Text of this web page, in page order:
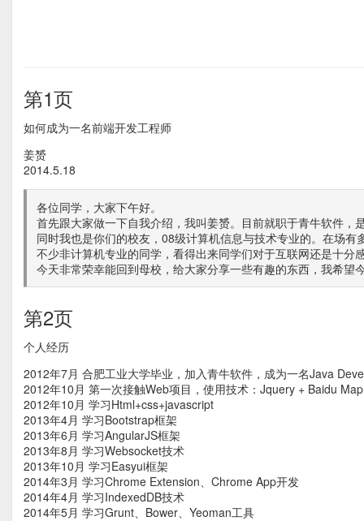
第1页
如何成为一名前端开发工程师
姜赟
2014.5.18
各位同学，大家下午好。
首先跟大家做一下自我介绍，我叫姜赟。目前就职于青牛软件，
同时我也是你们的校友，08级计算机信息与技术专业的。在场
不少非计算机专业的同学，看得出来同学们对于互联网还是十分
今天非常荣幸能回到母校，给大家分享一些有趣的东西，我希
第2页
个人经历
2012年7月 合肥工业大学毕业，加入青牛软件，成为一名Java
2012年10月 第一次接触Web项目，使用技术：Jquery + Baidu
2012年10月 学习Html+css+javascript
2013年4月 学习Bootstrap框架
2013年6月 学习AngularJS框架
2013年8月 学习Websocket技术
2013年10月 学习Easyui框架
2014年3月 学习Chrome Extension、Chrome App开发
2014年4月 学习IndexedDB技术
2014年5月 学习Grunt、Bower、Yeoman工具